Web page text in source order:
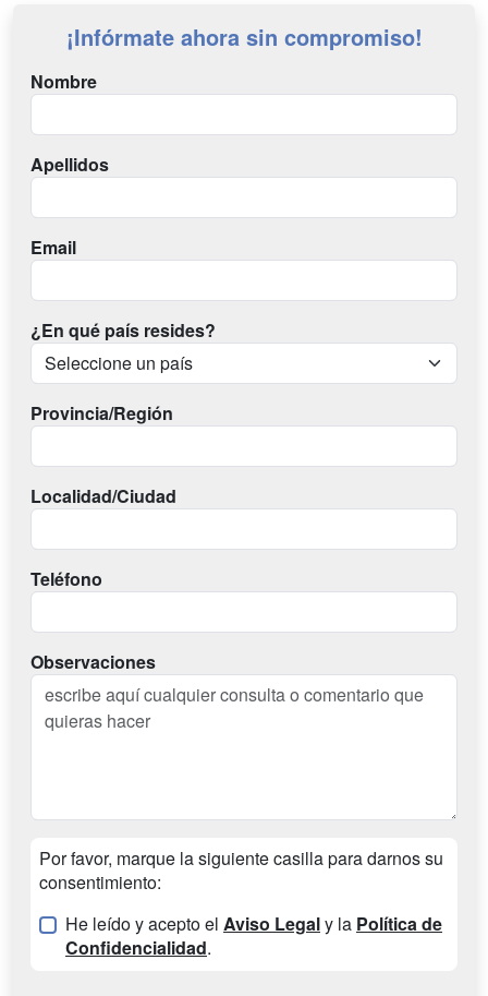
¡Infórmate ahora sin compromiso!
Nombre
Apellidos
Email
¿En qué país resides?
Provincia/Región
Localidad/Ciudad
Teléfono
Observaciones
Por favor, marque la siguiente casilla para darnos su
consentimiento:
He leído y acepto el Aviso Legaly la Política de
Confidencialidad.